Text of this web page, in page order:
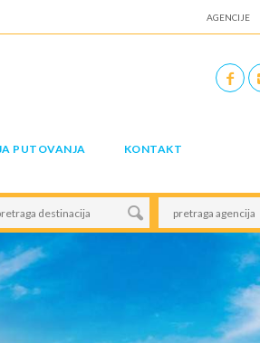
AGENCIJE
PUTOVANJA KONTAKT